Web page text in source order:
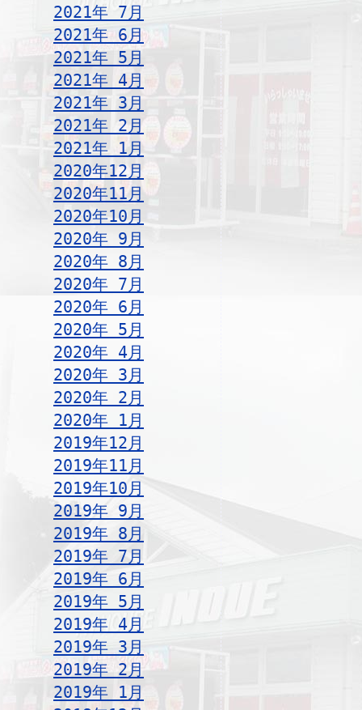
2021年 7月
2021年 6月
2021年 5月
2021年 4月
2021年 3月
2021年 2月
2021年 1月
2020年12月
2020年11月
2020年10月
2020年 9月
2020年 8月
2020年 7月
2020年 6月
2020年 5月
2020年 4月
2020年 3月
2020年 2月
2020年 1月
2019年12月
2019年11月
2019年10月
2019年 9月
2019年 8月
2019年 7月
2019年 6月
2019年 5月
2019年 4月
2019年 3月
2019年 2月
2019年 1月